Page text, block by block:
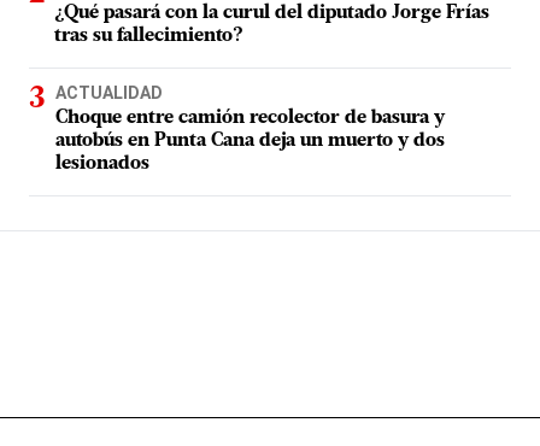
¿Qué pasará con la curul del diputado Jorge Frías
tras su fallecimiento?
ACTUALIDAD
Choque entre camión recolector de basura y
autobús en Punta Cana deja un muerto y dos
lesionados